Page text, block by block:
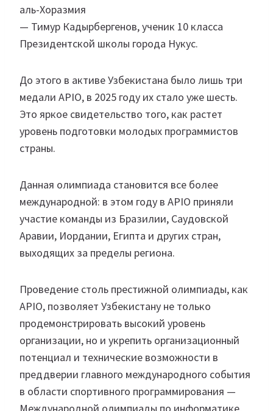
аль-Хоразмия
— Тимур Кадырбергенов, ученик 10 класса
Президентской школы города Нукус.
До этого в активе Узбекистана было лишь три
медали APIO, в 2025 году их стало уже шесть.
Это яркое свидетельство того, как растет
уровень подготовки молодых программистов
страны.
Данная олимпиада становится все более
международной: в этом году в APIO приняли
участие команды из Бразилии, Саудовской
Аравии, Иордании, Египта и других стран,
выходящих за пределы региона.
Проведение столь престижной олимпиады, как
APIO, позволяет Узбекистану не только
продемонстрировать высокий уровень
организации, но и укрепить организационный
потенциал и технические возможности в
преддверии главного международного события
в области спортивного программирования —